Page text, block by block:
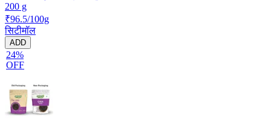
200 g
₹96.5/100g
सिटीमॉल
ADD
24%
OFF